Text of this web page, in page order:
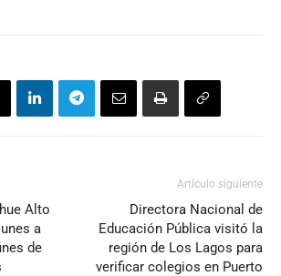
Alto
a
de
Artículo siguiente
Directora Nacional de
Educación Pública visitó la
región de Los Lagos para
verificar colegios en Puerto